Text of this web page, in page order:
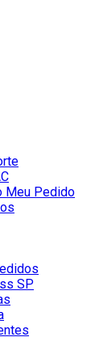
Meu Pedido
SP